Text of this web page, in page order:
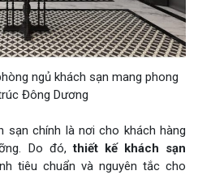
ngủ khách sạn mang phong
Đông Dương
sạn chính là nơi cho khách hàng
Do đó, thiết kế khách sạn
tiêu chuẩn và nguyên tắc cho